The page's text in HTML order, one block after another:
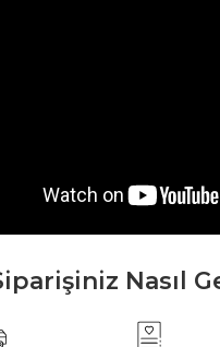
Nasıl